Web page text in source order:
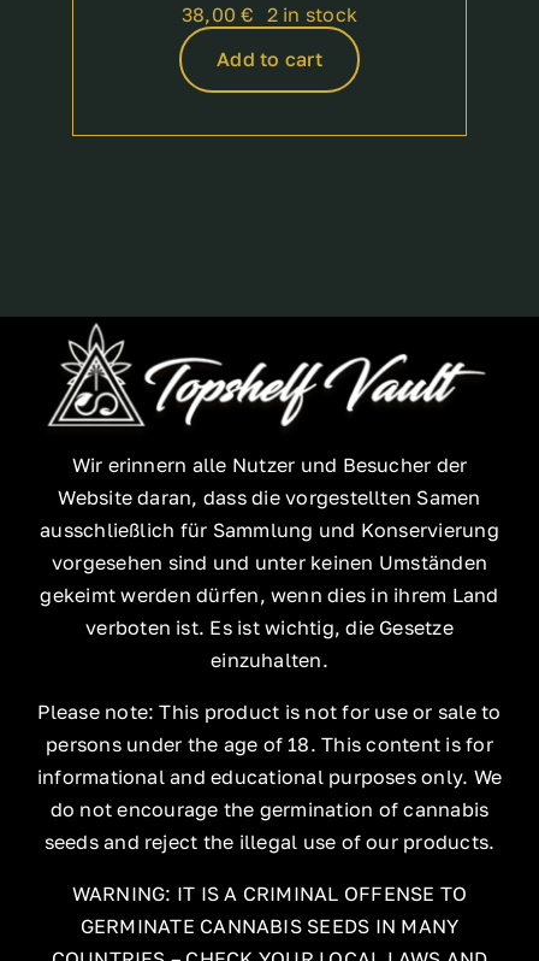
38,00€ 2 in stock
Add to cart
Wir erinnern alle Nutzer und Besucher der
Website daran, dass die vorgestellten Samen
ausschließlich für Sammlung und Konservierung
vorgesehen sind und unter keinen Umständen
gekeimt werden dürfen, wenn dies in ihrem Land
verboten ist. Es ist wichtig, die Gesetze
einzuhalten.
Please note: This product is not for use or sale to
persons under the age of 18. This content is for
informational and educational purposes only. We
do not encourage the germination of cannabis
seeds and reject the illegal use of our products.
WARNING: IT IS A CRIMINAL OFFENSE TO
GERMINATE CANNABIS SEEDS IN MANY